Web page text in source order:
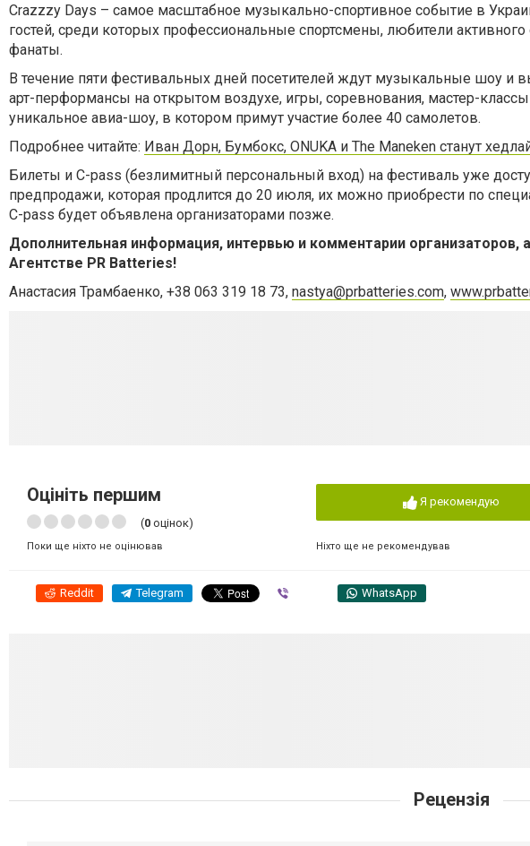
Crazzzy Days – самое масштабное музыкально-спортивное событие в
гостей, среди которых профессиональные спортсмены, любители
фанаты.
В течение пяти фестивальных дней посетителей ждут музыкальные шоу и
арт-перформансы на открытом воздухе, игры, соревнования, мастер-
уникальное авиа-шоу, в котором примут участие более 40 самолетов.
Подробнее читайте: Иван Дорн, Бумбокс, ONUKA и The Maneken станут
Билеты и С-pass (безлимитный персональный вход) на фестиваль уже
предпродажи, которая продлится до 20 июля, их можно приобрести по
С-pass будет объявлена организаторами позже.
Дополнительная информация, интервью и комментарии
Агентстве PR Batteries!
Анастасия Трамбаенко, +38 063 319 18 73, nastya@prbatteries.com,
Оцініть першим
(0 оцінок)
Поки ще ніхто не оцінював
Я рекомендую
Ніхто ще не рекомендував
Reddit Telegram WhatsApp
Рецензія